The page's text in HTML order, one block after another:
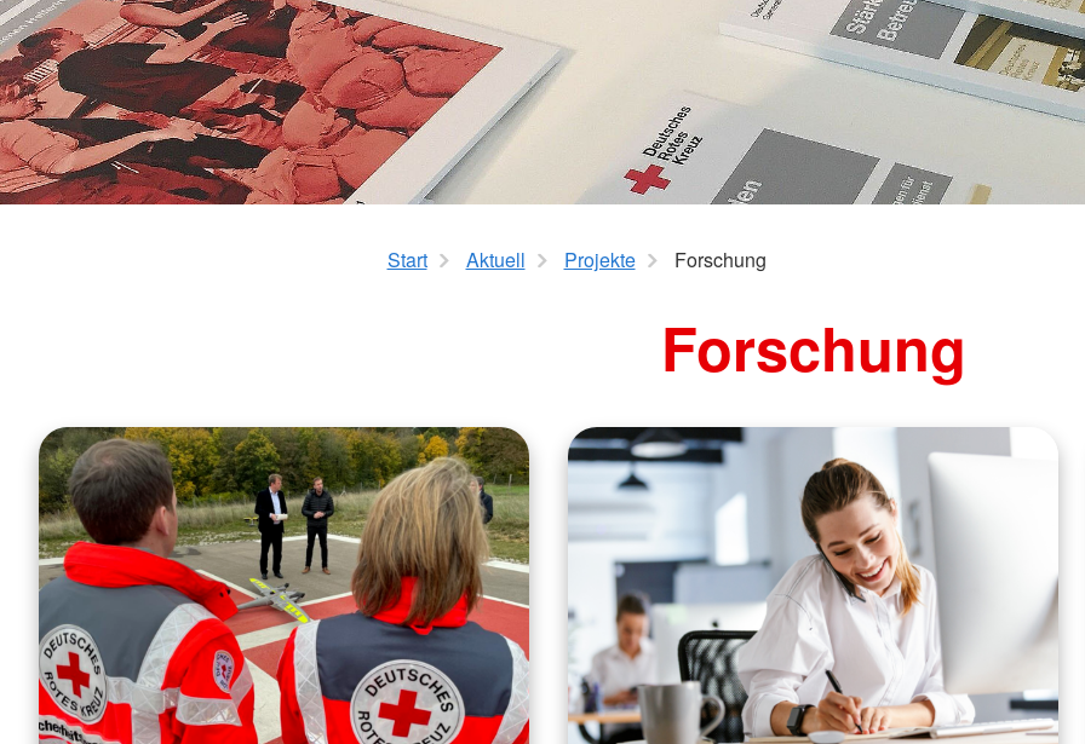
Hauswirtschaftliche Hilfen
Hilfsmittelverleih
Pflegeberatung
Alten-Service-Zentren
Tagespflege
Beratung zur Kur und Erholung
Kindertageseinrichtungen
Hilfen zur Erziehung
Jugendarbeit
Schulsozialarbeit/Jugendsozialarbeit
Schwangerschaftsberatung
Erkrankungen
Allgemeine
Unterstützungsangebote
psychisch
Weitere
Start Aktuell Projekte Forschung
Forschung